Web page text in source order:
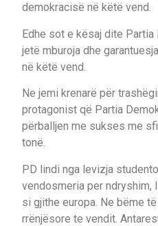
demokracisë në këtë vend.
Edhe sot e kësaj dite
jetë mburoja dhe
në këtë vend.
Ne jemi krenarë për
protagonist që Partia
përballjen me sukses me
tonë.
PD lindi nga levizja
vendosmeria per ndryshim,
si gjithe europa. Ne bëme
rrënjësore te vendit.